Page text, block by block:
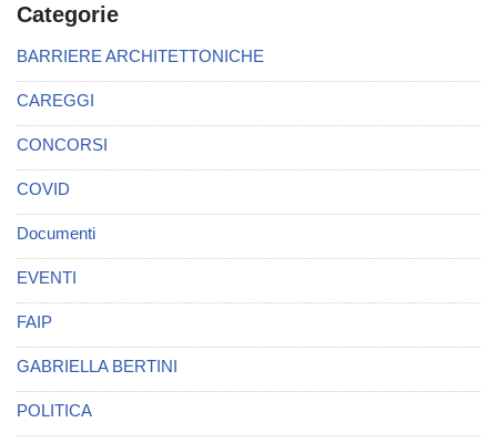
Categorie
BARRIERE ARCHITETTONICHE
CAREGGI
CONCORSI
COVID
Documenti
EVENTI
FAIP
GABRIELLA BERTINI
POLITICA